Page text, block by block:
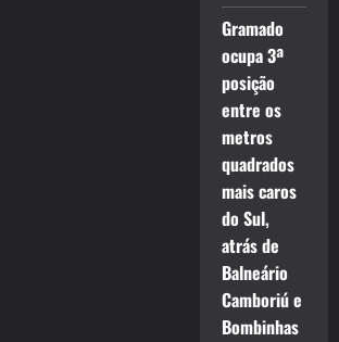
Gramado
ocupa 3ª
posição
entre os
metros
quadrados
mais caros
do Sul,
atrás de
Balneário
Camboriú e
Bombinhas